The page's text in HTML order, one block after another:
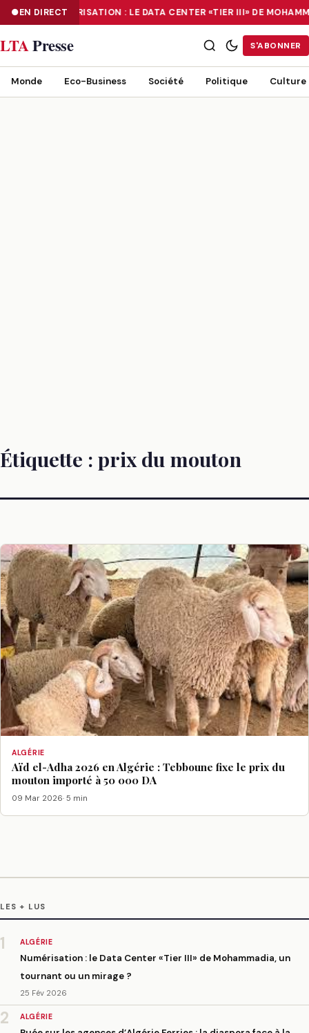
EN DIRECTNUMÉRISATION : LE DATA CENTER «TIER III» DE
NUMÉRISATION : LE DATA CENTER «TIER III» DE MOHAMMADIA, UN
LTAPresse S'ABONNER
Monde Eco-Business Société Politique Culture
Étiquette : prix du mouton
ALGÉRIE
Aïd el-Adha 2026 en Algérie : Tebboune fixe le prix du
mouton importé à 50 000 DA
09 Mar 2026· 5 min
LES + LUS
1 ALGÉRIE
Numérisation : le Data Center «Tier III» de Mohammadia, un
tournant ou un mirage ?
25 Fév 2026
2 ALGÉRIE